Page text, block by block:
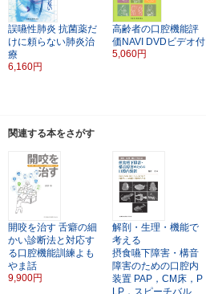
誤嚥性肺炎 抗菌薬だ
けに頼らない肺炎治
療
6,160円
高齢者の口腔機能評
価NAVI DVDビデオ付
5,060円
関連する本をさがす
開咬を治す 舌癖の細
かい診断法と対応す
る口腔機能訓練よも
やま話
9,900円
解剖・生理・機能で
考える
摂食嚥下障害・構音
障害のための口腔内
装置 PAP，CM床，P
LP，スピーチバル